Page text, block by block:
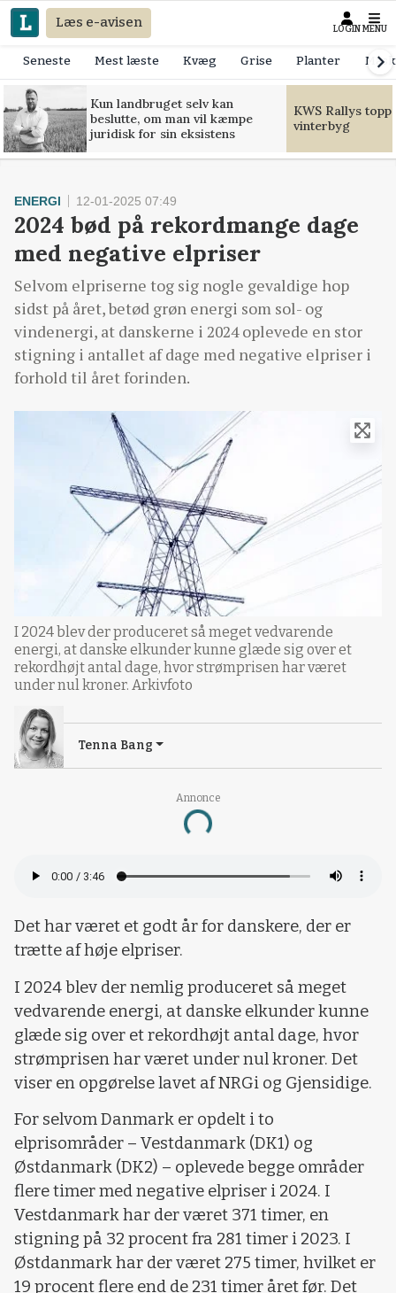
Læs e-avisen LOGIN MENU
Seneste Mest læste Kvæg Grise Planter
Kun landbruget selv kan
beslutte, om man vil kæmpe
juridisk for sin eksistens
KWS Rallys
vinterbyg
Annonce
Loading...
ENERGI 12-01-2025 07:49
2024 bød på rekordmange dage
med negative elpriser
Selvom elpriserne tog sig nogle gevaldige hop
sidst på året, betød grøn energi som sol- og
vindenergi, at danskerne i 2024 oplevede en stor
stigning i antallet af dage med negative elpriser i
forhold til året forinden.
I 2024 blev der produceret så meget vedvarende
energi, at danske elkunder kunne glæde sig over et
rekordhøjt antal dage, hvor strømprisen har været
under nul kroner. Arkivfoto
Tenna Bang
Det har været et godt år for danskere, der er
trætte af høje elpriser.
I 2024 blev der nemlig produceret så meget
vedvarende energi, at danske elkunder kunne
glæde sig over et rekordhøjt antal dage, hvor
strømprisen har været under nul kroner. Det
viser en opgørelse lavet af NRGi og Gjensidige.
For selvom Danmark er opdelt i to
elprisområder – Vestdanmark (DK1) og
Østdanmark (DK2) – oplevede begge områder
flere timer med negative elpriser i 2024. I
Vestdanmark har der været 371 timer, en
stigning på 32 procent fra 281 timer i 2023. I
Østdanmark har der været 275 timer, hvilket er
19 procent flere end de 231 timer året før. Det